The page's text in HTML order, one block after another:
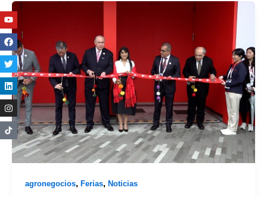
agronegocios, Ferias, Noticias
Youtube
Facebook
Twitter
Linkedin
Instagram